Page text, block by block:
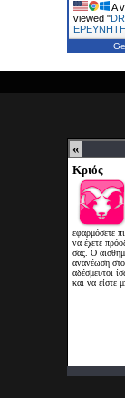
A
viewed "